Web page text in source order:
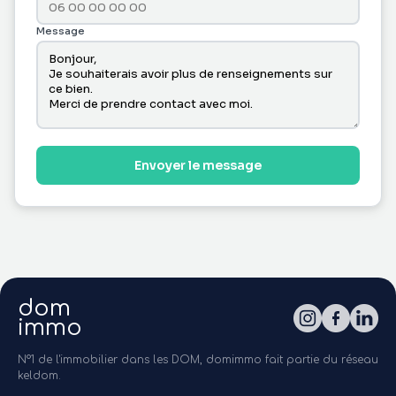
Message
Envoyer le message
dom
immo
N°1 de l'immobilier dans les DOM, domimmo fait partie du réseau
keldom.